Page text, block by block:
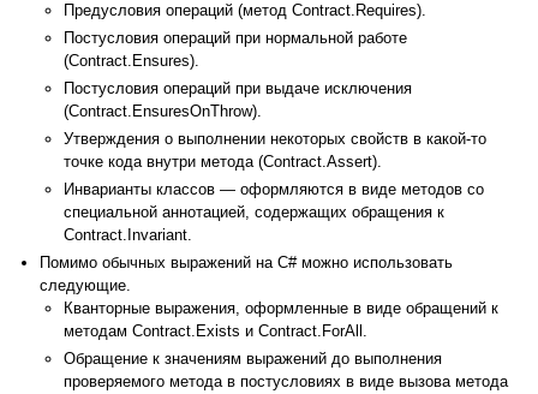
Предусловия операций (метод Contract.Requires).
Постусловия операций при нормальной работе
(Contract.Ensures).
Постусловия операций при выдаче исключения
(Contract.EnsuresOnThrow).
Утверждения о выполнении некоторых свойств в какой-то
точке кода внутри метода (Contract.Assert).
Инварианты классов — оформляются в виде методов со
специальной аннотацией, содержащих обращения к
Contract.Invariant.
Помимо обычных выражений на C# можно использовать
следующие.
Кванторные выражения, оформленные в виде обращений к
методам Contract.Exists и Contract.ForAll.
Обращение к значениям выражений до выполнения
проверяемого метода в постусловиях в виде вызова метода